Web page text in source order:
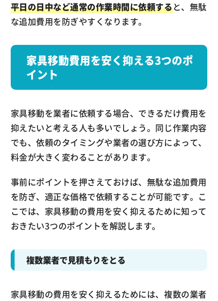
平日の日中など通常の作業時間に依頼すると、無駄
な追加費用を防ぎやすくなります。
家具移動費用を安く抑える3つのポ
イント
家具移動を業者に依頼する場合、できるだけ費用を
抑えたいと考える人も多いでしょう。同じ作業内容
でも、依頼のタイミングや業者の選び方によって、
料金が大きく変わることがあります。
事前にポイントを押さえておけば、無駄な追加費用
を防ぎ、適正な価格で依頼することが可能です。こ
こでは、家具移動の費用を安く抑えるために知って
おきたい3つのポイントを解説します。
複数業者で見積もりをとる
家具移動の費用を安く抑えるためには、複数の業者